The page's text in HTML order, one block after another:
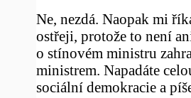
Ne, nezdá. Naopak mi
ostřeji, protože to není
o stínovém ministru
ministrem. Napadáte
sociální demokracie a